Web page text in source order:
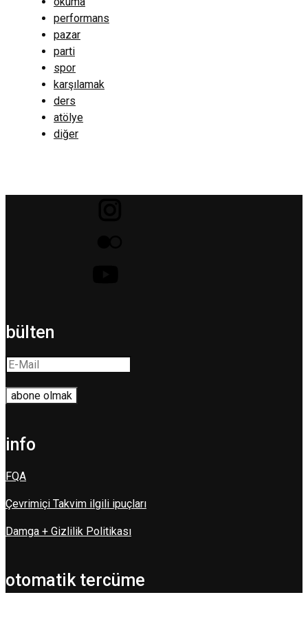
performans
pazar
parti
spor
karşılamak
ders
atölye
diğer
bülten
info
FQA
Çevrimiçi Takvim ilgili ipuçları
Damga + Gizlilik Politikası
otomatik tercüme